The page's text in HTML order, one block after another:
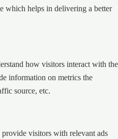
which helps in delivering a better
how visitors interact with the
information on metrics the
source, etc.
visitors with relevant ads